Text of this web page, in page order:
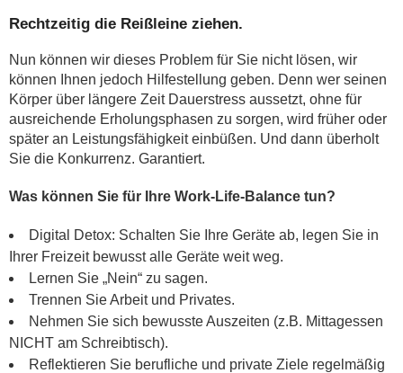
Rechtzeitig die Reißleine ziehen.
Nun können wir dieses Problem für Sie nicht lösen, wir
können Ihnen jedoch Hilfestellung geben. Denn wer seinen
Körper über längere Zeit Dauerstress aussetzt, ohne für
ausreichende Erholungsphasen zu sorgen, wird früher oder
später an Leistungsfähigkeit einbüßen. Und dann überholt
Sie die Konkurrenz. Garantiert.
Was können Sie für Ihre Work-Life-Balance tun?
Digital Detox: Schalten Sie Ihre Geräte ab, legen Sie in
Ihrer Freizeit bewusst alle Geräte weit weg.
Lernen Sie „Nein“ zu sagen.
Trennen Sie Arbeit und Privates.
Nehmen Sie sich bewusste Auszeiten (z.B. Mittagessen
NICHT am Schreibtisch).
Reflektieren Sie berufliche und private Ziele regelmäßig